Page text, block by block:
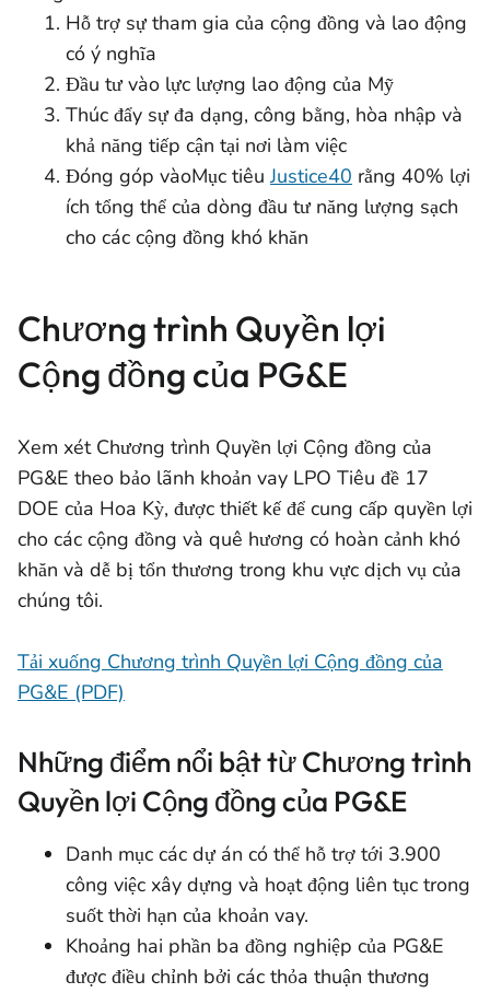
Hỗ trợ sự tham gia của cộng đồng và lao động
có ý nghĩa
Đầu tư vào lực lượng lao động của Mỹ
Thúc đẩy sự đa dạng, công bằng, hòa nhập và
khả năng tiếp cận tại nơi làm việc
Đóng góp vàoMục tiêuJustice40 rằng 40% lợi
ích tổng thể của dòng đầu tư năng lượng sạch
cho các cộng đồng khó khăn
Chương trình Quyền lợi
Cộng đồng của PG&E
Xem xét Chương trình Quyền lợi Cộng đồng của
PG&E theo bảo lãnh khoản vay LPO Tiêu đề 17
DOE của Hoa Kỳ, được thiết kế để cung cấp quyền lợi
cho các cộng đồng và quê hương có hoàn cảnh khó
khăn và dễ bị tổn thương trong khu vực dịch vụ của
chúng tôi.
Tải xuống Chương trình Quyền lợi Cộng đồng của
PG&E (PDF)
Những điểm nổi bật từ Chương trình
Quyền lợi Cộng đồng của PG&E
Danh mục các dự án có thể hỗ trợ tới 3.900
công việc xây dựng và hoạt động liên tục trong
suốt thời hạn của khoản vay.
Khoảng hai phần ba đồng nghiệp của PG&E
được điều chỉnh bởi các thỏa thuận thương